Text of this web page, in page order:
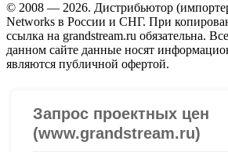
© 2008 — 2026. Дистрибьютор
Networks в России и СНГ. При
ссылка на grandstream.ru обязательна.
данном сайте данные носят
являются публичной офертой.